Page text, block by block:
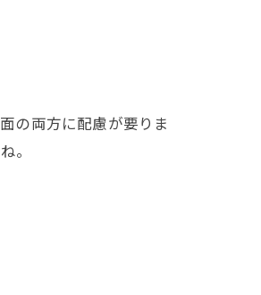
の両方に配慮が要りま
。